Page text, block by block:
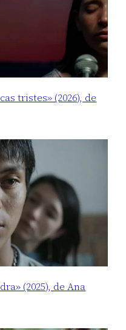
tristes» (2026), de
(2025), de Ana